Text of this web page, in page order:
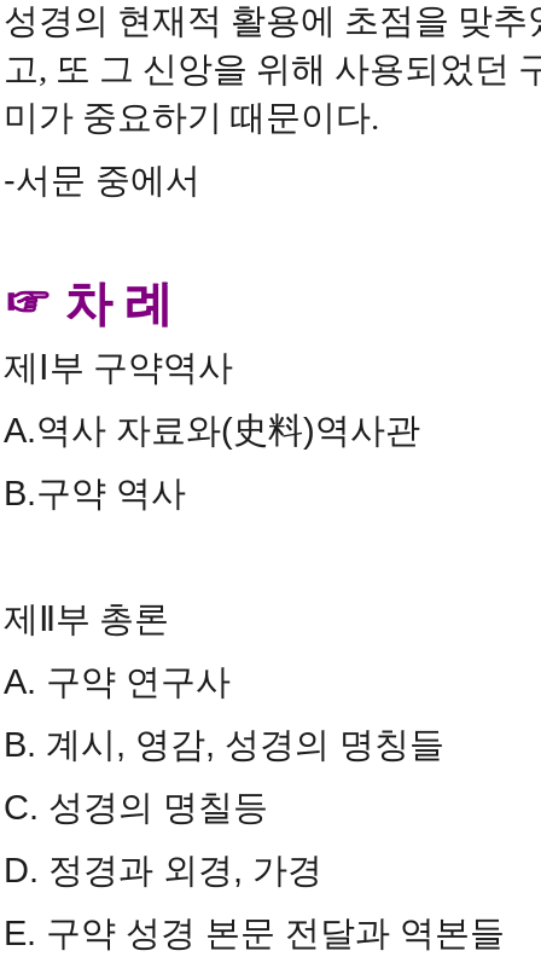
성경의 현재적 활용에 초점을 맞
고, 또 그 신앙을 위해 사용되었던
미가 중요하기 때문이다.
-서문 중에서
☞ 차 례
제Ⅰ부 구약역사
A.역사 자료와(史料)역사관
B.구약 역사
제Ⅱ부 총론
A. 구약 연구사
B. 계시, 영감, 성경의 명칭들
C. 성경의 명칠등
D. 정경과 외경, 가경
E. 구약 성경 본문 전달과 역본들